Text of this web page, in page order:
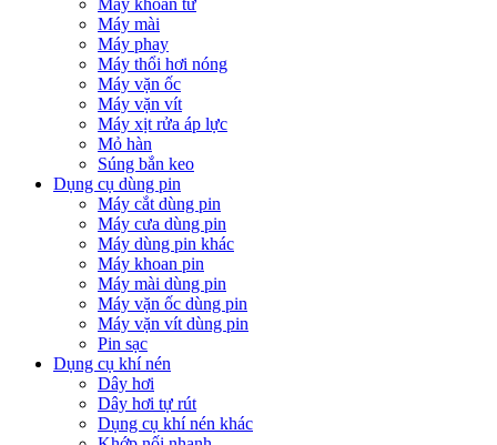
Máy mài
Máy phay
Máy thổi hơi nóng
Máy vặn ốc
Máy vặn vít
Máy xịt rửa áp lực
Mỏ hàn
Súng bắn keo
Dụng cụ dùng pin
Máy cắt dùng pin
Máy cưa dùng pin
Máy dùng pin khác
Máy khoan pin
Máy mài dùng pin
Máy vặn ốc dùng pin
Máy vặn vít dùng pin
Pin sạc
Dụng cụ khí nén
Dây hơi
Dây hơi tự rút
Dụng cụ khí nén khác